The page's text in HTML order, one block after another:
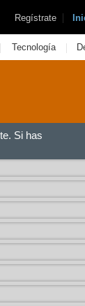
Regístrate |
| Tecnología |
Si has